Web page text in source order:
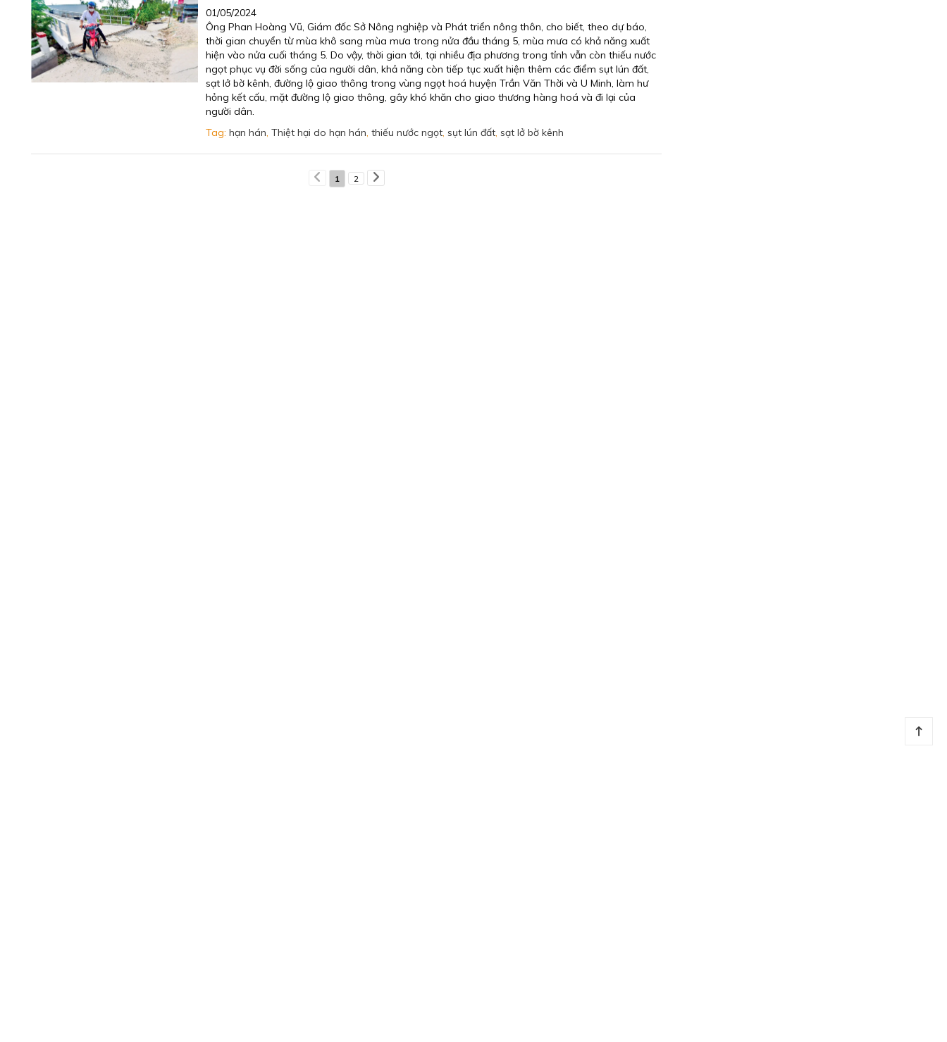
01/05/2024
Ông Phan Hoàng Vũ, Giám đốc Sở Nông nghiệp và Phát triển nông thôn, cho biết, theo dự báo,
thời gian chuyển từ mùa khô sang mùa mưa trong nửa đầu tháng 5, mùa mưa có khả năng xuất
hiện vào nửa cuối tháng 5. Do vậy, thời gian tới, tại nhiều địa phương trong tỉnh vẫn còn thiếu nước
ngọt phục vụ đời sống của người dân, khả năng còn tiếp tục xuất hiện thêm các điểm sụt lún đất,
sạt lở bờ kênh, đường lộ giao thông trong vùng ngọt hoá huyện Trần Văn Thời và U Minh, làm hư
hỏng kết cấu, mặt đường lộ giao thông, gây khó khăn cho giao thương hàng hoá và đi lại của
người dân.
Tag: hạn hán, Thiệt hại do hạn hán, thiếu nước ngọt, sụt lún đất, sạt lở bờ kênh
1 2